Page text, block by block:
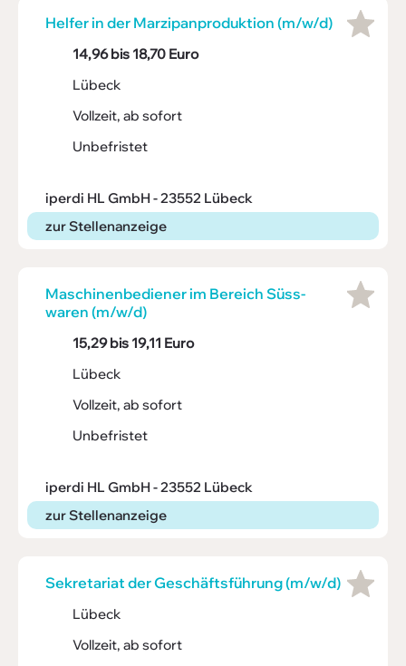
Helfer in der Marzi­pan­pro­duk­tion (m/w/d)
14,96 bis 18,70 Euro
Lübeck
Vollzeit, ab sofort
Unbefristet
iperdi HL GmbH - 23552 Lübeck
zur Stellenanzeige
Maschi­nen­be­diener im Bereich Süss­
waren (m/w/d)
15,29 bis 19,11 Euro
Lübeck
Vollzeit, ab sofort
Unbefristet
iperdi HL GmbH - 23552 Lübeck
zur Stellenanzeige
Sekre­ta­riat der Geschäfts­füh­rung (m/w/d)
Lübeck
Vollzeit, ab sofort